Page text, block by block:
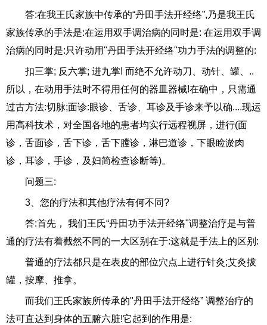
答:在我王氏家族中传承的“丹田手法开经络”,乃是我王氏
家族传承的手法是:在运用双手调治病的同时是: 在运用双手调
治病的同时是:只许动用"丹田手法开经络"功力手法的调整的:
扣三掌; 反六掌; 进九掌! 而绝不允许动刀、动针、罐、..
所以，在动用手法时不得用任何的器皿器械!在确中，只需通
过古方法:切脉;面诊:眼诊、舌诊、耳诊及手诊来予以确....现运
用高科技术，对全国各地的患者均实行远程视屏，进行(面
诊，舌面诊，舌下诊，舌下膛诊，淋巴道诊，下眼睑淤肉
诊，耳诊，手诊，及妇简检查诊断等)。
问题三:
3、您的疗法和其他疗法有何不同?
答:首先， 我们王氏“丹田功手法开经络"调整治疗是与普
通的疗法有着截然不同的一大区别在于:这就是手法上的区别:
普通的疗法都只是在表皮的部位穴点上进行针灸;艾灸拔
罐，按摩、推拿。
而我们王氏家族所传承的"丹田手法开经络” 调整治疗的
法可直达到身体的五腑六脏!它起到的作用是: